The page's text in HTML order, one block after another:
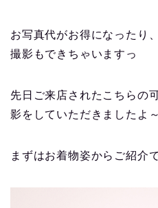
お写真代がお得になったり
撮影もできちゃいますっ
先日ご来店されたこちらの
影をしていただきましたよ～
まずはお着物姿からご紹介